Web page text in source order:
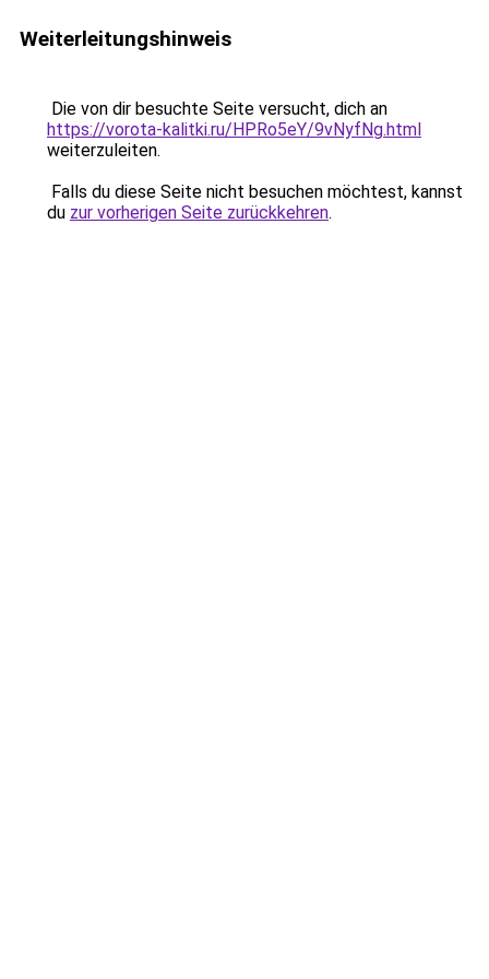
Weiterleitungshinweis
Die von dir besuchte Seite versucht, dich an
https://vorota-kalitki.ru/HPRo5eY/9vNyfNg.html
weiterzuleiten.
Falls du diese Seite nicht besuchen möchtest, kannst
du zur vorherigen Seite zurückkehren.